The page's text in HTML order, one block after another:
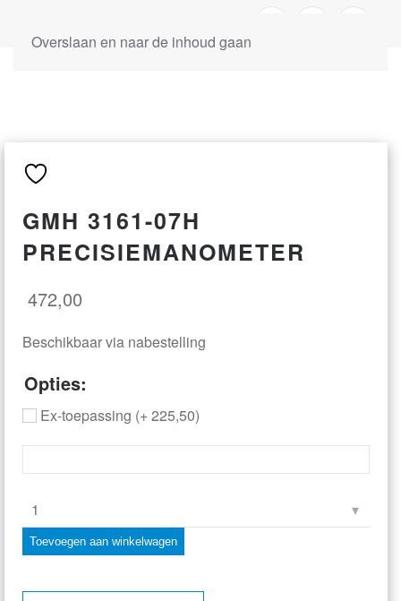
Overslaan en naar de inhoud gaan
GMH 3161-07H
PRECISIEMANOMETER
472,00
Beschikbaar via nabestelling
Opties:
Ex-toepassing (+225,50)
GMH
3161-
Precisiemanometer
Toevoegen aan winkelwagen